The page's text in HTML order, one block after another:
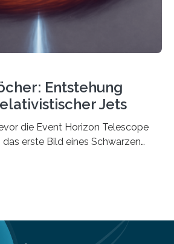
in Bewegung. In
Experimenten ist es in den…
Entstehung
Jets
die Event Horizon Telescope
erste Bild eines Schwarzen
Curtis einen seltsamen
Schwarzen Löchern